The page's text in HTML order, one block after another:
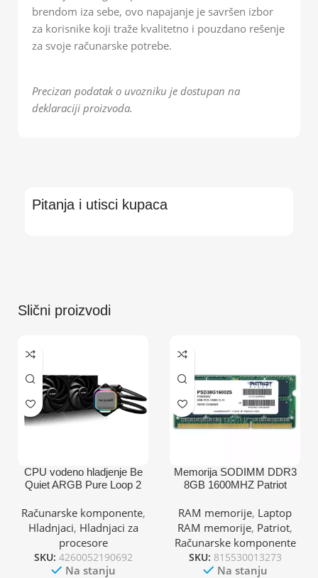
brendom iza sebe, ovo napajanje je savršen izbor
za korisnike koji traže kvalitetno i pouzdano rešenje
za svoje računarske potrebe.
Precizan podatak o uvozniku je dostupan na
deklaraciji proizvoda.
Pitanja i utisci kupaca
Slični proizvodi
CPU vodeno hladjenje Be
Quiet ARGB Pure Loop 2
(AM4,AM3,1151,1150,1155,
1200,1700)
Računarske komponente,
Hladnjaci, Hladnjaci za
procesore
SKU: 4260052190692
Na stanju
Memorija SODIMM DDR3
8GB 1600MHZ Patriot
RAM memorije, Laptop
RAM memorije, Patriot,
Računarske komponente
SKU: 815530013273
Na stanju